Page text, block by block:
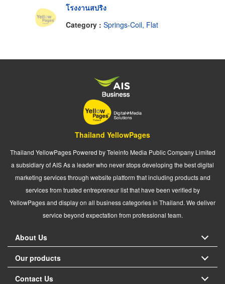
โรงงานสปริง
Category : Springs-Coil, Flat
Thailand YellowPages
Thailand YellowPages Powered by Teleinfo Media Public Company Limited
a subsidiary of AIS As a leader who never stops developing the best digital
marketing services through website platform that including products and
services from trusted entrepreneur list that have been verified by
YellowPages and display on all business categories in Thailand. We deliver
service beyond expectation from professional team.
About Us
Our products
Contact Us